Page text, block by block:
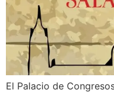
El Palacio de